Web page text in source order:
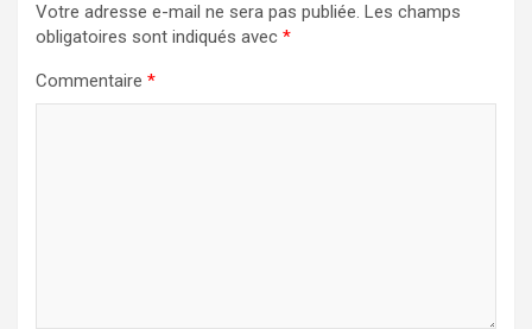
Votre adresse e-mail ne sera pas publiée. Les champs
obligatoires sont indiqués avec *
Commentaire *